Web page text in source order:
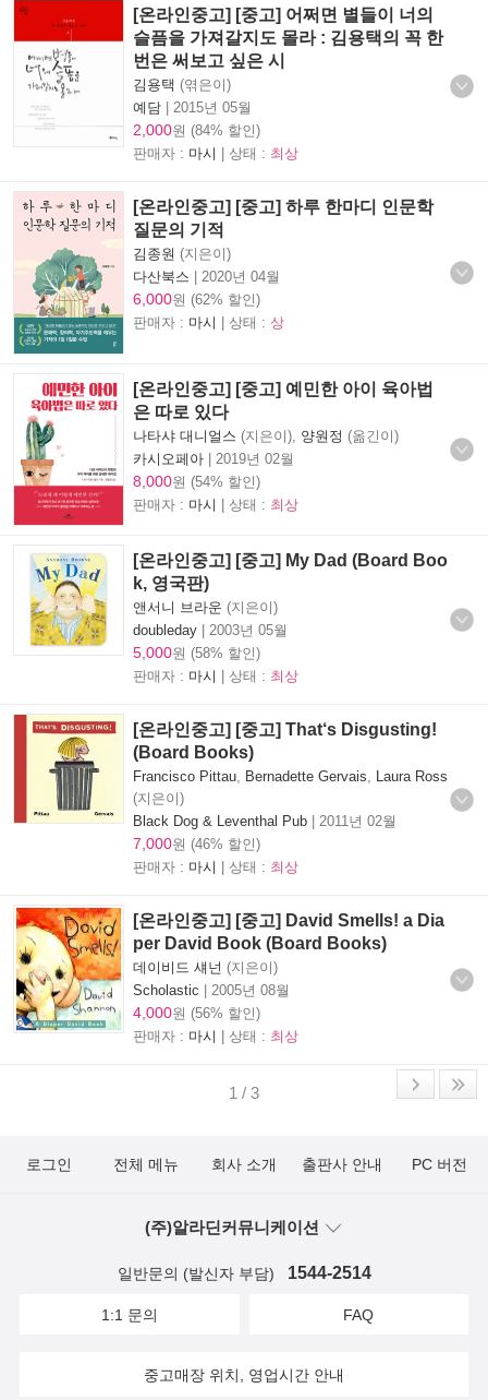
[온라인중고] [중고] 어쩌면 별들이 너의
슬픔을 가져갈지도 몰라 : 김용택의 꼭 한
번은 써보고 싶은 시
김용택 (엮은이)
예담 | 2015년 05월
2,000원 (84% 할인)
판매자 : 마시 | 상태 : 최상
[온라인중고] [중고] 하루 한마디 인문학
질문의 기적
김종원 (지은이)
다산북스 | 2020년 04월
6,000원 (62% 할인)
판매자 : 마시 | 상태 : 상
[온라인중고] [중고] 예민한 아이 육아법
은 따로 있다
나타샤 대니얼스 (지은이), 양원정 (옮긴이)
카시오페아 | 2019년 02월
8,000원 (54% 할인)
판매자 : 마시 | 상태 : 최상
[온라인중고] [중고] My Dad (Board Boo
k, 영국판)
앤서니 브라운 (지은이)
doubleday | 2003년 05월
5,000원 (58% 할인)
판매자 : 마시 | 상태 : 최상
[온라인중고] [중고] That‘s Disgusting!
(Board Books)
Francisco Pittau Bernadette Gervais
Laura Ross
(지은이)
Black Dog & Leventhal Pub | 2011년 02월
7,000원 (46% 할인)
판매자 : 마시 | 상태 : 최상
[온라인중고] [중고] David Smells! a Dia
per David Book (Board Books)
데이비드 섀넌 (지은이)
Scholastic | 2005년 08월
4,000원 (56% 할인)
판매자 : 마시 | 상태 : 최상
1 / 3
로그인 전체 메뉴 회사 소개 출판사 안내 PC 버전
(주)알라딘커뮤니케이션
일반문의 (발신자 부담) 1544-2514
1:1 문의 FAQ
중고매장 위치, 영업시간 안내